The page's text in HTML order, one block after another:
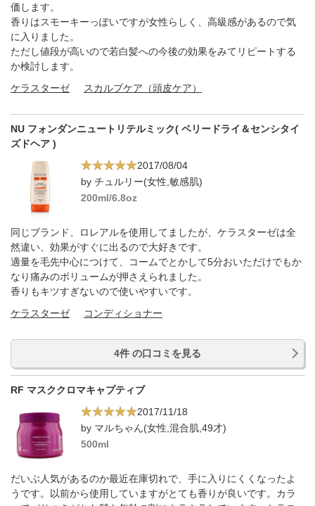
価します。
香りはスモーキーっぽいですが女性らしく、高級感があるので気
に入りました。
ただし値段が高いので若白髪への今後の効果をみてリピートする
か検討します。
ケラスターゼ
スカルプケア（頭皮ケア）
NU フォンダンニュートリテルミック( ベリードライ＆センシタイ
ズドヘア )
2017/08/04
by チュルリー(女性,敏感肌)
200ml/6.8oz
同じブランド、ロレアルを使用してましたが、ケラスターゼは全
然違い、効果がすぐに出るので大好きです。
適量を毛先中心につけて、コームでとかして5分おいただけでもか
なり痛みのボリュームが押さえられました。
香りもキツすぎないので使いやすいです。
ケラスターゼ
コンディショナー
4件 の口コミを見る
RF マスククロマキャプティブ
2017/11/18
by マルちゃん(女性,混合肌,49才)
500ml
だいぶ人気があるのか最近在庫切れで、手に入りにくくなったよ
うです。以前から使用していますがとても香りが良いです。カラ